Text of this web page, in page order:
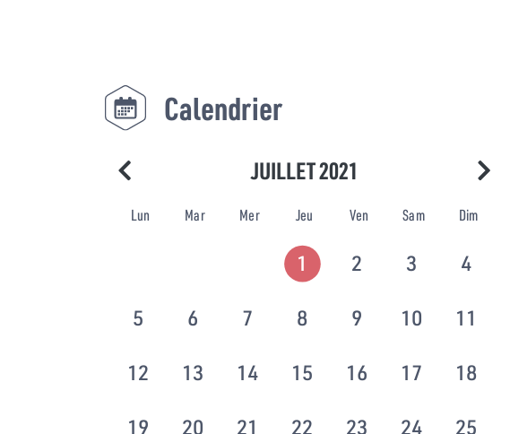
Calendrier
JUILLET 2021
Lun Mar Mer Jeu Ven Sam Dim
1 2 3 4
5 6 7 8 9 10 11
12 13 14 15 16 17 18
19 20 21 22 23 24 25